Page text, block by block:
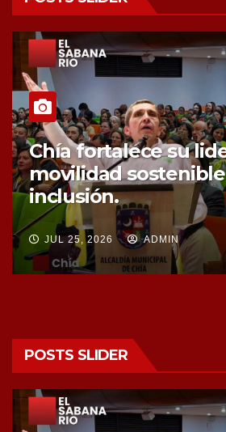
Chía fortalece la
sus fuentes hídricas
compra de tres
JUL 25, 2026 ADMIN
POSTS SLIDER